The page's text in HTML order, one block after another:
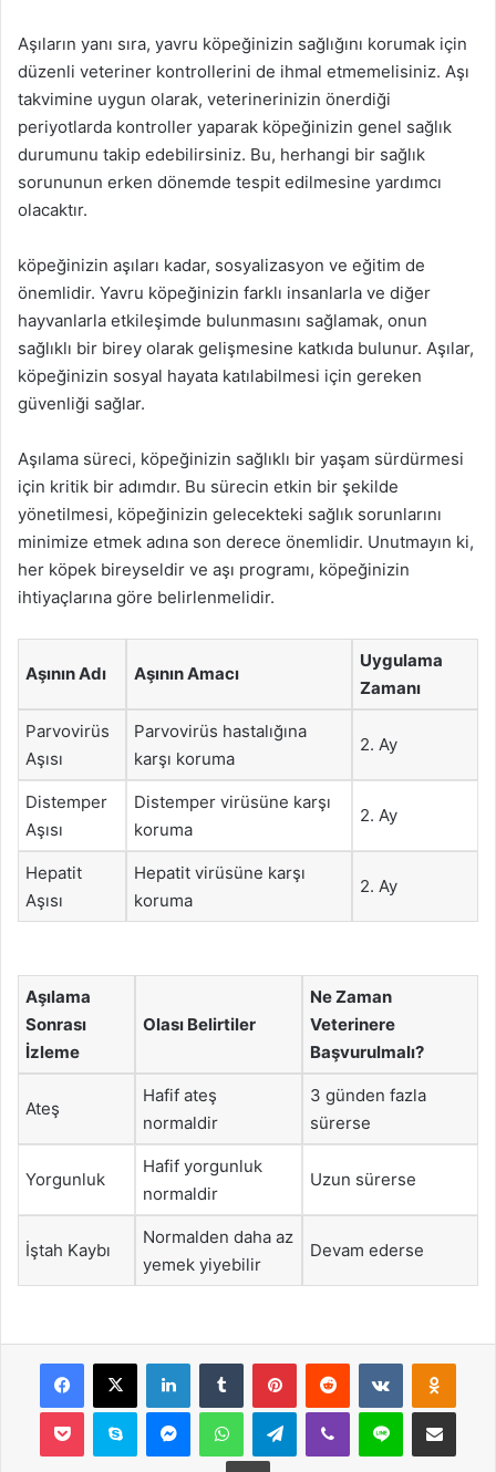
Aşıların yanı sıra, yavru köpeğinizin sağlığını korumak için
düzenli veteriner kontrollerini de ihmal etmemelisiniz. Aşı
takvimine uygun olarak, veterinerinizin önerdiği
periyotlarda kontroller yaparak köpeğinizin genel sağlık
durumunu takip edebilirsiniz. Bu, herhangi bir sağlık
sorununun erken dönemde tespit edilmesine yardımcı
olacaktır.
köpeğinizin aşıları kadar, sosyalizasyon ve eğitim de
önemlidir. Yavru köpeğinizin farklı insanlarla ve diğer
hayvanlarla etkileşimde bulunmasını sağlamak, onun
sağlıklı bir birey olarak gelişmesine katkıda bulunur. Aşılar,
köpeğinizin sosyal hayata katılabilmesi için gereken
güvenliği sağlar.
Aşılama süreci, köpeğinizin sağlıklı bir yaşam sürdürmesi
için kritik bir adımdır. Bu sürecin etkin bir şekilde
yönetilmesi, köpeğinizin gelecekteki sağlık sorunlarını
minimize etmek adına son derece önemlidir. Unutmayın ki,
her köpek bireyseldir ve aşı programı, köpeğinizin
ihtiyaçlarına göre belirlenmelidir.
Aşının Adı Aşının Amacı
Uygulama
Zamanı
Parvovirüs
Aşısı
Parvovirüs hastalığına
karşı koruma
2. Ay
Distemper
Aşısı
Distemper virüsüne karşı
koruma
2. Ay
Hepatit
Aşısı
Hepatit virüsüne karşı
koruma
2. Ay
Aşılama
Sonrası
İzleme
Olası Belirtiler
Ne Zaman
Veterinere
Başvurulmalı?
Ateş
Hafif ateş
normaldir
3 günden fazla
sürerse
Yorgunluk
Hafif yorgunluk
normaldir
Uzun sürerse
İştah Kaybı
Normalden daha az
yemek yiyebilir
Devam ederse
Facebook
X LinkedInTumblr PinterestReddit VKontakte
Pocket Skype MessengerWhatsAppTelegramViber Line E-Posta ile
Yazdır